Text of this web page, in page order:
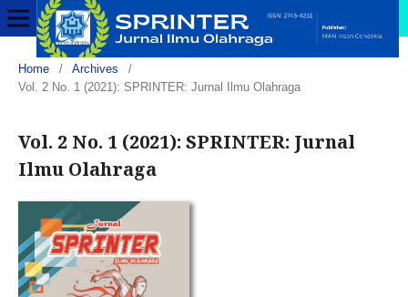
Home / Archives
/
Vol. 2 No. 1 (2021): SPRINTER: Jurnal Ilmu Olahraga
Vol. 2 No. 1 (2021): SPRINTER: Jurnal
Ilmu Olahraga